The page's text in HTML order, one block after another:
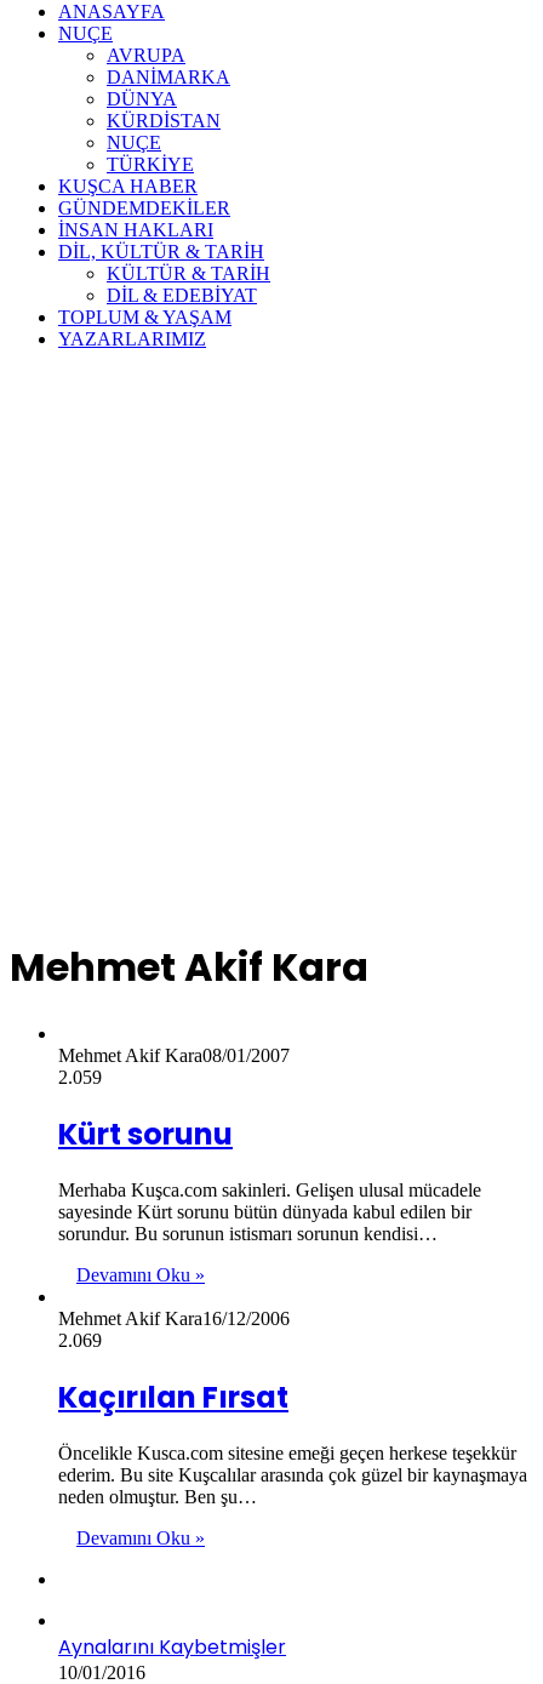
ANASAYFA
NUÇE
AVRUPA
DANİMARKA
DÜNYA
KÜRDİSTAN
NUÇE
TÜRKİYE
KUŞCA HABER
GÜNDEMDEKİLER
İNSAN HAKLARI
DİL, KÜLTÜR & TARİH
KÜLTÜR & TARİH
DİL & EDEBİYAT
TOPLUM & YAŞAM
YAZARLARIMIZ
Mehmet Akif Kara
Mehmet Akif Kara08/01/2007
2.059
Kürt sorunu
Merhaba Kuşca.com sakinleri. Gelişen ulusal mücadele
sayesinde Kürt sorunu bütün dünyada kabul edilen bir
sorundur. Bu sorunun istismarı sorunun kendisi…
Devamını Oku »
Mehmet Akif Kara16/12/2006
2.069
Kaçırılan Fırsat
Öncelikle Kusca.com sitesine emeği geçen herkese teşekkür
ederim. Bu site Kuşcalılar arasında çok güzel bir kaynaşmaya
neden olmuştur. Ben şu…
Devamını Oku »
Aynalarını Kaybetmişler
10/01/2016